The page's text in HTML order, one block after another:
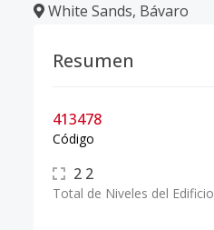
White Sands, Bávaro
Resumen
413478
Código
2 2
Total de Niveles del Edificio